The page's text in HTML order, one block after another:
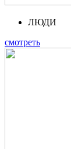
ЛЮДИ
смотреть